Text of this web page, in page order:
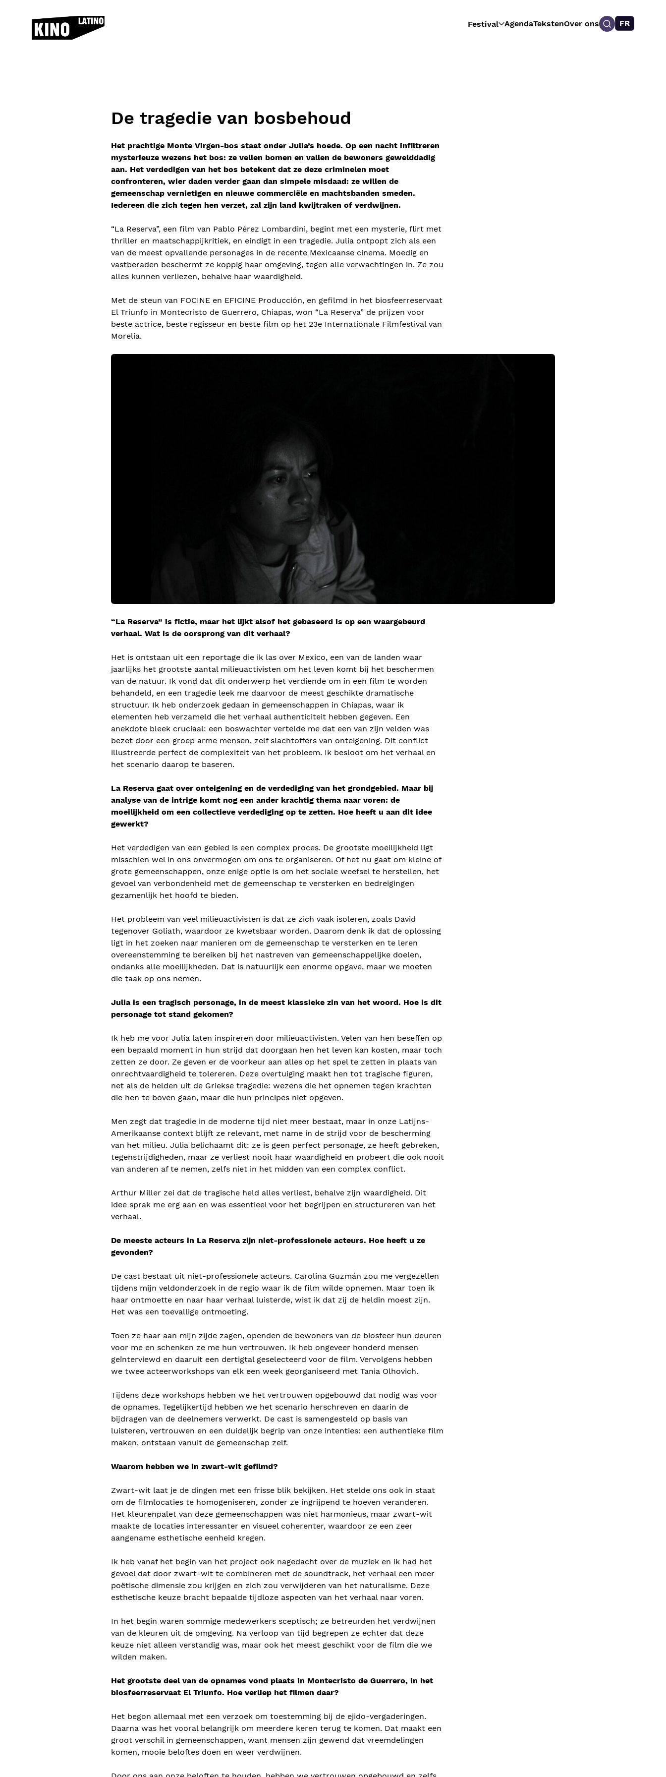
Festival AgendaTekstenOver ons FR
De tragedie van bosbehoud
Het prachtige Monte Virgen-bos staat onder Julia’s hoede. Op een nacht infiltreren
mysterieuze wezens het bos: ze vellen bomen en vallen de bewoners gewelddadig
aan. Het verdedigen van het bos betekent dat ze deze criminelen moet
confronteren, wier daden verder gaan dan simpele misdaad: ze willen de
gemeenschap vernietigen en nieuwe commerciële en machtsbanden smeden.
Iedereen die zich tegen hen verzet, zal zijn land kwijtraken of verdwijnen.
“La Reserva”, een film van Pablo Pérez Lombardini, begint met een mysterie, flirt met
thriller en maatschappijkritiek, en eindigt in een tragedie. Julia ontpopt zich als een
van de meest opvallende personages in de recente Mexicaanse cinema. Moedig en
vastberaden beschermt ze koppig haar omgeving, tegen alle verwachtingen in. Ze zou
alles kunnen verliezen, behalve haar waardigheid.
Met de steun van FOCINE en EFICINE Producción, en gefilmd in het biosfeerreservaat
El Triunfo in Montecristo de Guerrero, Chiapas, won “La Reserva” de prijzen voor
beste actrice, beste regisseur en beste film op het 23e Internationale Filmfestival van
Morelia.
“La Reserva” is fictie, maar het lijkt alsof het gebaseerd is op een waargebeurd
verhaal. Wat is de oorsprong van dit verhaal?
Het is ontstaan uit een reportage die ik las over Mexico, een van de landen waar
jaarlijks het grootste aantal milieuactivisten om het leven komt bij het beschermen
van de natuur. Ik vond dat dit onderwerp het verdiende om in een film te worden
behandeld, en een tragedie leek me daarvoor de meest geschikte dramatische
structuur. Ik heb onderzoek gedaan in gemeenschappen in Chiapas, waar ik
elementen heb verzameld die het verhaal authenticiteit hebben gegeven. Een
anekdote bleek cruciaal: een boswachter vertelde me dat een van zijn velden was
bezet door een groep arme mensen, zelf slachtoffers van onteigening. Dit conflict
illustreerde perfect de complexiteit van het probleem. Ik besloot om het verhaal en
het scenario daarop te baseren.
La Reserva gaat over onteigening en de verdediging van het grondgebied. Maar bij
analyse van de intrige komt nog een ander krachtig thema naar voren: de
moeilijkheid om een collectieve verdediging op te zetten. Hoe heeft u aan dit idee
gewerkt?
Het verdedigen van een gebied is een complex proces. De grootste moeilijkheid ligt
misschien wel in ons onvermogen om ons te organiseren. Of het nu gaat om kleine of
grote gemeenschappen, onze enige optie is om het sociale weefsel te herstellen, het
gevoel van verbondenheid met de gemeenschap te versterken en bedreigingen
gezamenlijk het hoofd te bieden.
Het probleem van veel milieuactivisten is dat ze zich vaak isoleren, zoals David
tegenover Goliath, waardoor ze kwetsbaar worden. Daarom denk ik dat de oplossing
ligt in het zoeken naar manieren om de gemeenschap te versterken en te leren
overeenstemming te bereiken bij het nastreven van gemeenschappelijke doelen,
ondanks alle moeilijkheden. Dat is natuurlijk een enorme opgave, maar we moeten
die taak op ons nemen.
Julia is een tragisch personage, in de meest klassieke zin van het woord. Hoe is dit
personage tot stand gekomen?
Ik heb me voor Julia laten inspireren door milieuactivisten. Velen van hen beseffen op
een bepaald moment in hun strijd dat doorgaan hen het leven kan kosten, maar toch
zetten ze door. Ze geven er de voorkeur aan alles op het spel te zetten in plaats van
onrechtvaardigheid te tolereren. Deze overtuiging maakt hen tot tragische figuren,
net als de helden uit de Griekse tragedie: wezens die het opnemen tegen krachten
die hen te boven gaan, maar die hun principes niet opgeven.
Men zegt dat tragedie in de moderne tijd niet meer bestaat, maar in onze Latijns-
Amerikaanse context blijft ze relevant, met name in de strijd voor de bescherming
van het milieu. Julia belichaamt dit: ze is geen perfect personage, ze heeft gebreken,
tegenstrijdigheden, maar ze verliest nooit haar waardigheid en probeert die ook nooit
van anderen af te nemen, zelfs niet in het midden van een complex conflict.
Arthur Miller zei dat de tragische held alles verliest, behalve zijn waardigheid. Dit
idee sprak me erg aan en was essentieel voor het begrijpen en structureren van het
verhaal.
De meeste acteurs in La Reserva zijn niet-professionele acteurs. Hoe heeft u ze
gevonden?
De cast bestaat uit niet-professionele acteurs. Carolina Guzmán zou me vergezellen
tijdens mijn veldonderzoek in de regio waar ik de film wilde opnemen. Maar toen ik
haar ontmoette en naar haar verhaal luisterde, wist ik dat zij de heldin moest zijn.
Het was een toevallige ontmoeting.
Toen ze haar aan mijn zijde zagen, openden de bewoners van de biosfeer hun deuren
voor me en schenken ze me hun vertrouwen. Ik heb ongeveer honderd mensen
geïnterviewd en daaruit een dertigtal geselecteerd voor de film. Vervolgens hebben
we twee acteerworkshops van elk een week georganiseerd met Tania Olhovich.
Tijdens deze workshops hebben we het vertrouwen opgebouwd dat nodig was voor
de opnames. Tegelijkertijd hebben we het scenario herschreven en daarin de
bijdragen van de deelnemers verwerkt. De cast is samengesteld op basis van
luisteren, vertrouwen en een duidelijk begrip van onze intenties: een authentieke film
maken, ontstaan vanuit de gemeenschap zelf.
Waarom hebben we in zwart-wit gefilmd?
Zwart-wit laat je de dingen met een frisse blik bekijken. Het stelde ons ook in staat
om de filmlocaties te homogeniseren, zonder ze ingrijpend te hoeven veranderen.
Het kleurenpalet van deze gemeenschappen was niet harmonieus, maar zwart-wit
maakte de locaties interessanter en visueel coherenter, waardoor ze een zeer
aangename esthetische eenheid kregen.
Ik heb vanaf het begin van het project ook nagedacht over de muziek en ik had het
gevoel dat door zwart-wit te combineren met de soundtrack, het verhaal een meer
poëtische dimensie zou krijgen en zich zou verwijderen van het naturalisme. Deze
esthetische keuze bracht bepaalde tijdloze aspecten van het verhaal naar voren.
In het begin waren sommige medewerkers sceptisch; ze betreurden het verdwijnen
van de kleuren uit de omgeving. Na verloop van tijd begrepen ze echter dat deze
keuze niet alleen verstandig was, maar ook het meest geschikt voor de film die we
wilden maken.
Het grootste deel van de opnames vond plaats in Montecristo de Guerrero, in het
biosfeerreservaat El Triunfo. Hoe verliep het filmen daar?
Het begon allemaal met een verzoek om toestemming bij de ejido-vergaderingen.
Daarna was het vooral belangrijk om meerdere keren terug te komen. Dat maakt een
groot verschil in gemeenschappen, want mensen zijn gewend dat vreemdelingen
komen, mooie beloftes doen en weer verdwijnen.